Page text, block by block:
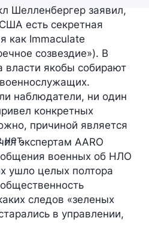
Шелленбергер заявил,
есть секретная
как Immaculate
созвездие»). В
власти якобы собирают
наблюдатели, ни один
конкретных
причиной является
нет.экспертам AARO
военных об НЛО
ушло целых полтора
следов «зеленых
в управлении,